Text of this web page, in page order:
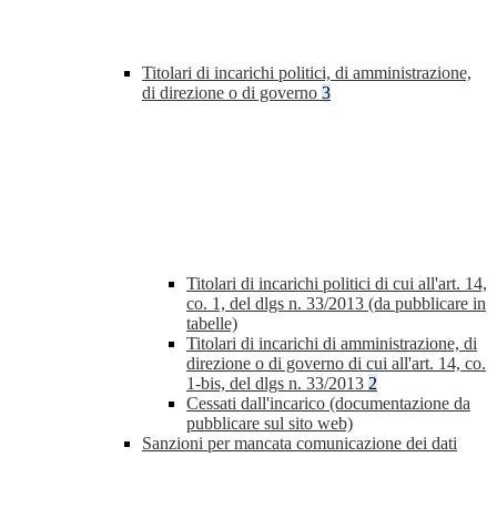
Titolari di incarichi politici, di amministrazione,
di direzione o di governo 3
Titolari di incarichi politici di cui all'art. 14,
co. 1, del dlgs n. 33/2013 (da pubblicare in
tabelle)
Titolari di incarichi di amministrazione, di
direzione o di governo di cui all'art. 14, co.
1-bis, del dlgs n. 33/2013 2
Cessati dall'incarico (documentazione da
pubblicare sul sito web)
Sanzioni per mancata comunicazione dei dati